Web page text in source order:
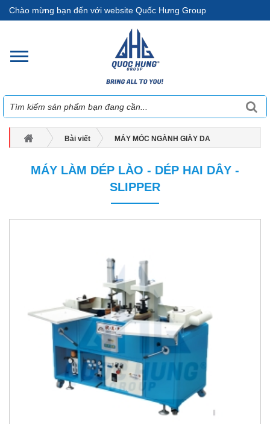
Chào mừng bạn đến với website Quốc Hưng Group
Bài viết MÁY MÓC NGÀNH GIÀY DA
MÁY LÀM DÉP LÀO - DÉP HAI DÂY -
SLIPPER